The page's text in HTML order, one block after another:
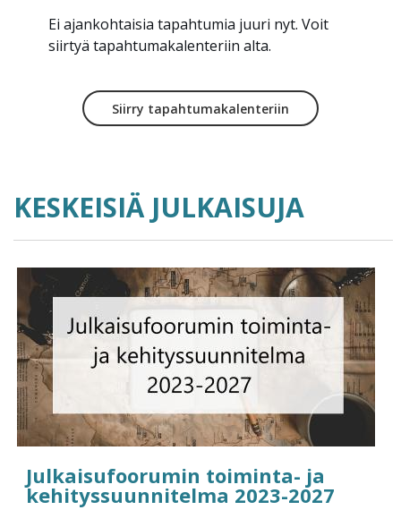
Ei ajankohtaisia tapahtumia juuri nyt. Voit
siirtyä tapahtumakalenteriin alta.
Siirry tapahtumakalenteriin
KESKEISIÄ JULKAISUJA
Julkaisufoorumin toiminta- ja
kehityssuunnitelma 2023-2027